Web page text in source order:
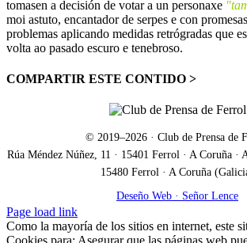
tomasen a decisión de votar a un personaxe
moi astuto, encantador de serpes e con
problemas aplicando medidas retrógradas que
volta ao pasado escuro e tenebroso.
COMPARTIR ESTE CONTIDO >
© 2019–2026 · Club de Prensa de
Rúa Méndez Núñez, 11 · 15401 Ferrol · A Coruña ·
15480 Ferrol · A Coruña
Deseño Web · Señor Lence
Facebook
X
Correo
electrónico
Page load link
Como la mayoría de los sitios en internet, este